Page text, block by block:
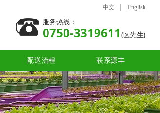
中文 | English
服务热线：
0750-3319611 (区先生)
配送流程 联系源丰